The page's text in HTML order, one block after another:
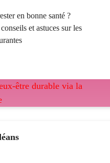
en bonne santé ?
et astuces sur les